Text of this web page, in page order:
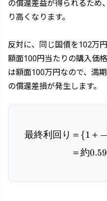
の償還差益が得られるため
り高くなります。
反対に、同じ国債を102万
額面100円当たりの購入価
は額面100万円なので、満
の償還差損が発生します。
最終利回り ＝ {1 ＋
＝約0.59